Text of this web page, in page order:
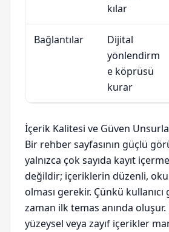
kılar
Bağlantılar
Dijital
yönlendirm
e köprüsü
kurar
İçerik Kalitesi ve Güven
Bir rehber sayfasının güçlü
yalnızca çok sayıda kayıt
değildir; içeriklerin düzenli,
olması gerekir. Çünkü
zaman ilk temas anında oluşur.
yüzeysel veya zayıf içerikler